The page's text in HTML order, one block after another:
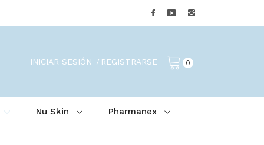
0
INICIAR SESIÓN REGISTRARSE
Nu Skin Pharmanex